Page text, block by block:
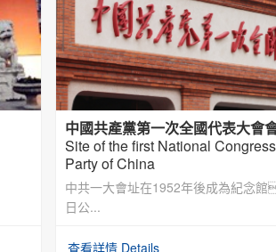
中國共產黨第一次全國代表大會
Site of the first National
Party of China
中共一大會址在1952年後成為紀念
日公...
查看詳情 Details